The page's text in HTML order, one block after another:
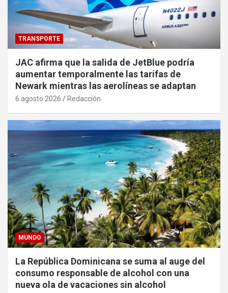
TRANSPORTE
JAC afirma que la salida de JetBlue podría
aumentar temporalmente las tarifas de
Newark mientras las aerolíneas se adaptan
6 agosto 2026 Redacción
MUNDO
La República Dominicana se suma al auge del
consumo responsable de alcohol con una
nueva ola de vacaciones sin alcohol